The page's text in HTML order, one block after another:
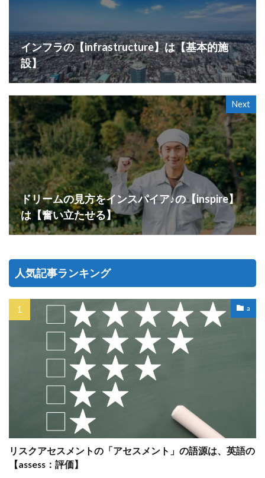
インフラの【infrastructure】は【基本的施
設】
Next
ドリームの見方をインスパイア♪の【inspire】
は【奮い立たせる】
人気記事ランキング
a
リスクアセスメントの「アセスメント」の語源は、英語の
【assess：評価】